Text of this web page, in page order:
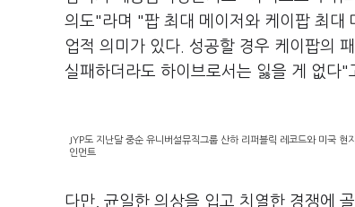
의도"라며 "팝 최대 메이저와 케이팝 최대
업적 의미가 있다
성공할 경우 케이팝의
실패하더라도 하이브로서는 잃을 게 없다"
JYP도 지난달 중순 유니버설뮤직그룹 산하 리퍼블릭 레코드와 미국
인먼트
다만 균일한 의상을 입고 치열한 경쟁에